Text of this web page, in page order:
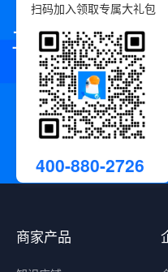
立即咨询，领
商家产品
扫码加入领取专属大礼包
400-880-2726